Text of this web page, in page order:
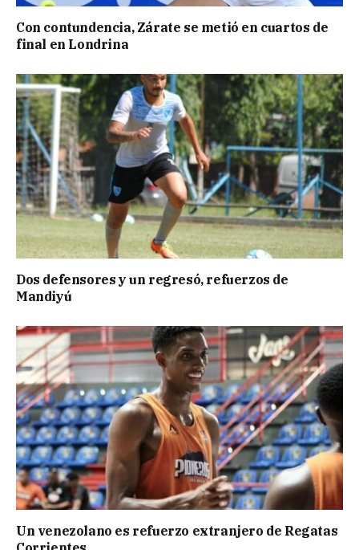
Con contundencia, Zárate se metió en cuartos de
final en Londrina
Dos defensores y un regresó, refuerzos de
Mandiyú
Un venezolano es refuerzo extranjero de Regatas